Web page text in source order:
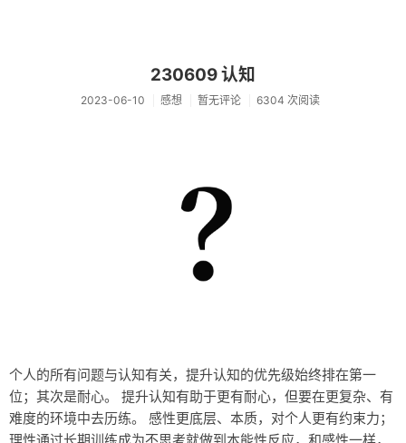
230609 认知
2023-06-10 感想 暂无评论 6304 次阅读
个人的所有问题与认知有关，提升认知的优先级始终排在第一
位；其次是耐心。 提升认知有助于更有耐心，但要在更复杂、有
难度的环境中去历练。 感性更底层、本质，对个人更有约束力；